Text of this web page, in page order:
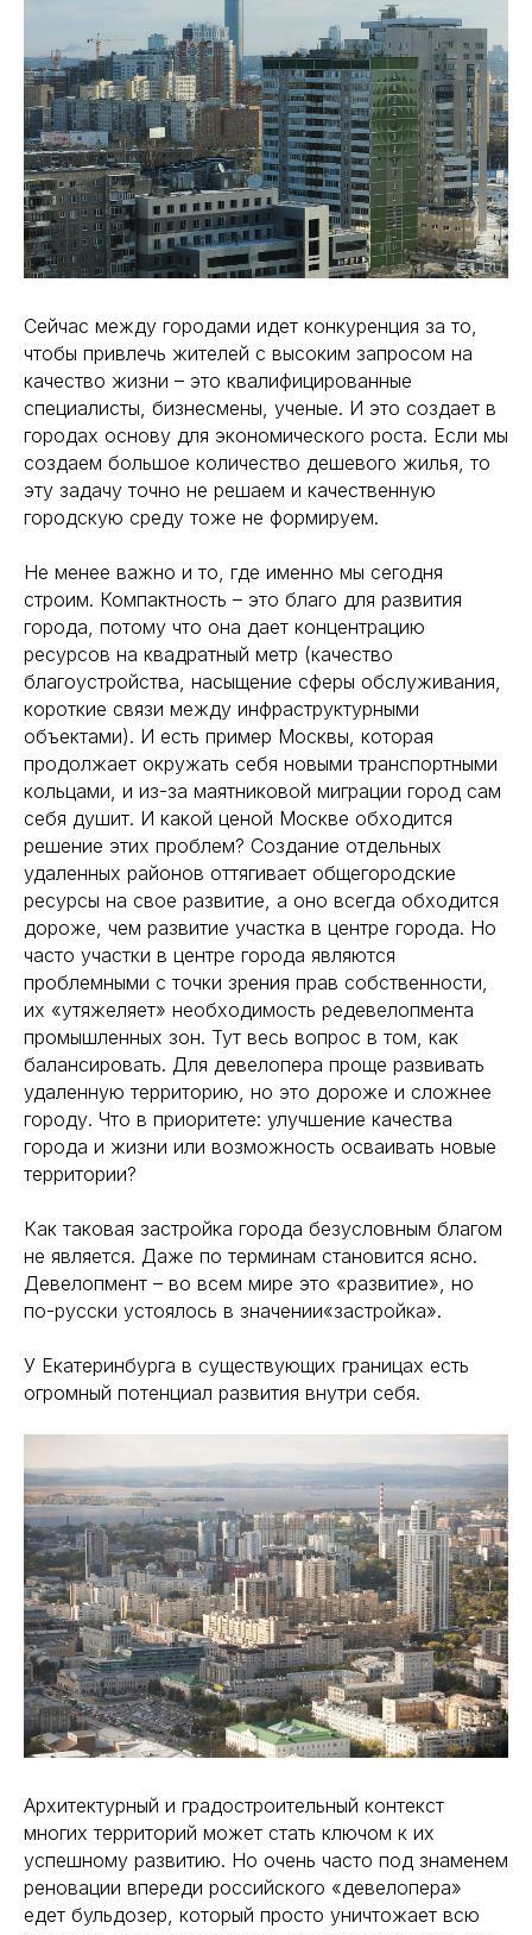
Сейчас между городами идет конкуренция за то,
чтобы привлечь жителей с высоким запросом на
качество жизни – это квалифицированные
специалисты, бизнесмены, ученые. И это создает в
городах основу для экономического роста. Если мы
создаем большое количество дешевого жилья, то
эту задачу точно не решаем и качественную
городскую среду тоже не формируем.
Не менее важно и то, где именно мы сегодня
строим. Компактность – это благо для развития
города, потому что она дает концентрацию
ресурсов на квадратный метр (качество
благоустройства, насыщение сферы обслуживания,
короткие связи между инфраструктурными
объектами). И есть пример Москвы, которая
продолжает окружать себя новыми транспортными
кольцами, и из-за маятниковой миграции город сам
себя душит. И какой ценой Москве обходится
решение этих проблем? Создание отдельных
удаленных районов оттягивает общегородские
ресурсы на свое развитие, а оно всегда обходится
дороже, чем развитие участка в центре города. Но
часто участки в центре города являются
проблемными с точки зрения прав собственности,
их «утяжеляет» необходимость редевелопмента
промышленных зон. Тут весь вопрос в том, как
балансировать. Для девелопера проще развивать
удаленную территорию, но это дороже и сложнее
городу. Что в приоритете: улучшение качества
города и жизни или возможность осваивать новые
территории?
Как таковая застройка города безусловным благом
не является. Даже по терминам становится ясно.
Девелопмент – во всем мире это «развитие», но
по-русски устоялось в значении«застройка».
У Екатеринбурга в существующих границах есть
огромный потенциал развития внутри себя.
Архитектурный и градостроительный контекст
многих территорий может стать ключом к их
успешному развитию. Но очень часто под знаменем
реновации впереди российского «девелопера»
едет бульдозер, который просто уничтожает всю